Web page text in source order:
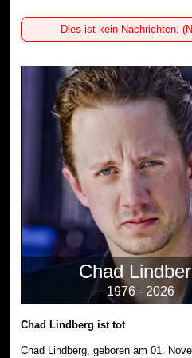
Dies ist kein Nachrichten.
Chad
1976 - 2026
Chad Lindberg ist tot
Chad Lindberg, geboren am 01.